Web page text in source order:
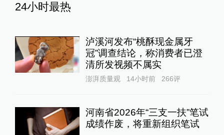
24小时最热
泸溪河发布“桃酥现金属牙
冠”调查结论，称消费者已澄
清所发视频不属实
澎湃质量观 14小时前 266评
河南省2026年“三支一扶”笔试
成绩作废，将重新组织笔试